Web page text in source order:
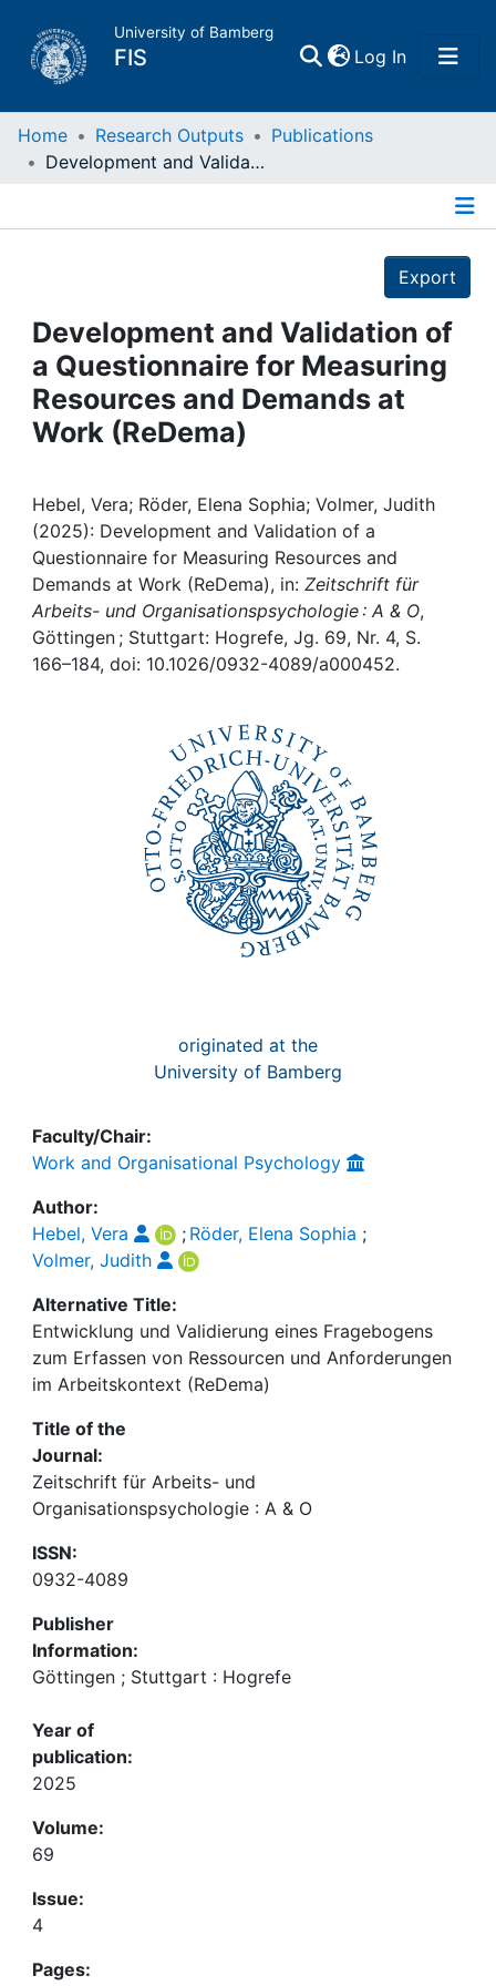
University of Bamberg
FIS Log In(current)
Home
Projects
People
Institutions
Awards
My FIS
Help
Home Research Outputs
Publications
Development and Validation of a Questionnaire for Measuring Resources and Demands at Work (ReDema)
Export
Development and Validation of
a Questionnaire for Measuring
Resources and Demands at
Work (ReDema)
Hebel, Vera; Röder, Elena Sophia; Volmer, Judith
(2025): Development and Validation of a
Questionnaire for Measuring Resources and
Demands at Work (ReDema), in: Zeitschrift für
Arbeits- und Organisationspsychologie : A & O,
Göttingen ; Stuttgart: Hogrefe, Jg. 69, Nr. 4, S.
166–184, doi: 10.1026/0932-4089/a000452.
originated at the
University of Bamberg
Faculty/Chair:
Work and Organisational Psychology
Author:
Hebel, Vera
; Röder, Elena Sophia ;
Volmer, Judith
Alternative Title:
Entwicklung und Validierung eines Fragebogens
zum Erfassen von Ressourcen und Anforderungen
im Arbeitskontext (ReDema)
Title of the
Journal:
Zeitschrift für Arbeits- und
Organisationspsychologie : A & O
ISSN:
0932-4089
Publisher
Information:
Göttingen ; Stuttgart : Hogrefe
Year of
publication:
2025
Volume:
69
Issue:
4
Pages: